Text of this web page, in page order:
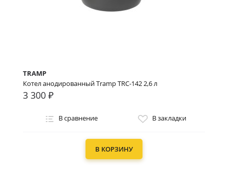
TRAMP
Котел анодированный Tramp TRC-142 2,6 л
3 300 ₽
В сравнение В закладки
В КОРЗИНУ